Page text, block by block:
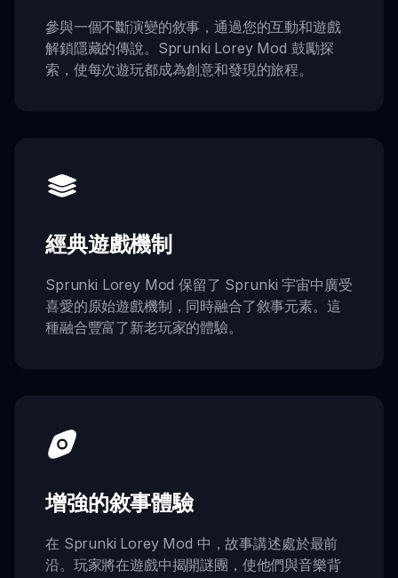
參與一個不斷演變的敘事，通過您的互動和遊戲
解鎖隱藏的傳說。Sprunki Lorey Mod 鼓勵探
索，使每次遊玩都成為創意和發現的旅程。
經典遊戲機制
Sprunki Lorey Mod 保留了 Sprunki 宇宙中廣受
喜愛的原始遊戲機制，同時融合了敘事元素。這
種融合豐富了新老玩家的體驗。
增強的敘事體驗
在 Sprunki Lorey Mod 中，故事講述處於最前
沿。玩家將在遊戲中揭開謎團，使他們與音樂背